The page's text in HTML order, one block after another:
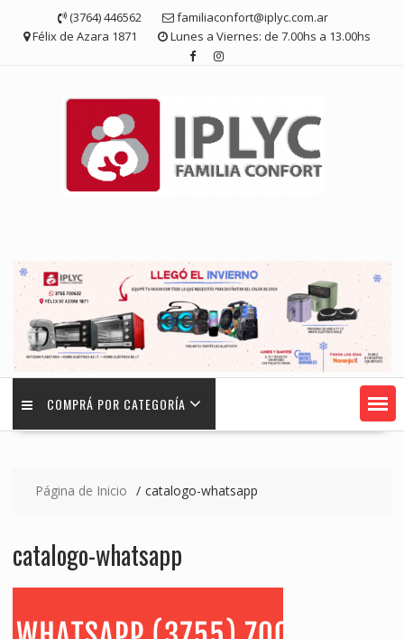
contenido
(3764) 446562
familiaconfort@iplyc.com.ar
Félix de Azara 1871
Lunes a Viernes: de 7.00hs a 13.00hs
COMPRÁ POR CATEGORÍA
Página de Inicio catalogo-whatsapp
catalogo-whatsapp